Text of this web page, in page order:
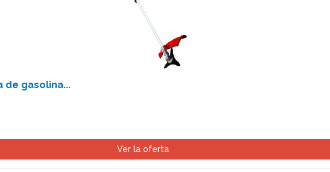
de gasolina...
Ver la oferta